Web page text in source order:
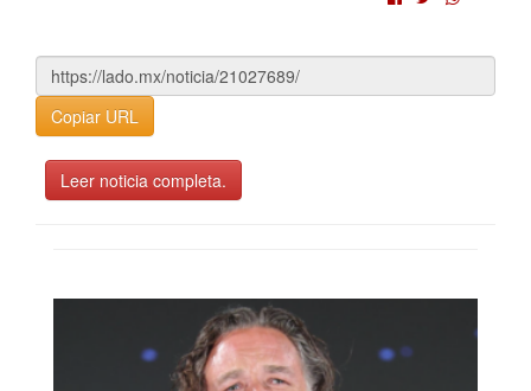
Copiar URL
Leer noticia completa.